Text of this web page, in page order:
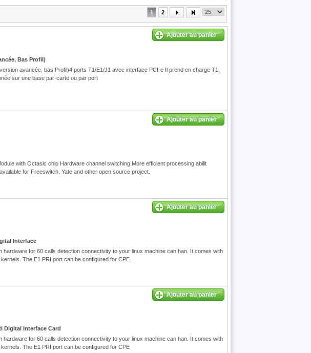
1 2
Ajouter au panier
Bas Profil)
avancée, bas Profil)4 ports T1/E1/J1 avec interface PCI-e Il prend en charge T1,
sur une base par-carte ou par port
Ajouter au panier
with Octasic chip Hardware channel switching More efficient processing abilit
for Freeswitch, Yate and other open source project.
Ajouter au panier
Interface
hardware for 60 calls detection connectivity to your linux machine can han. It comes with
The E1 PRI port can be configured for CPE
Ajouter au panier
Digital Interface Card
hardware for 60 calls detection connectivity to your linux machine can han. It comes with
The E1 PRI port can be configured for CPE